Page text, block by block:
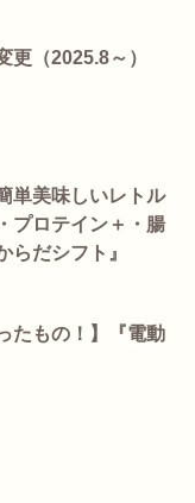
更（2025.8～）
単美味しいレトル
プロテイン＋・腸
らだシフト』
たもの！】『電動